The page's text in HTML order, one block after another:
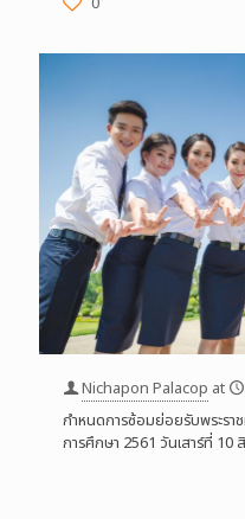
Nichapon Palacop at
กำหนดการซ้อมย่อยรับพระร
การศึกษา 2561 วันเสาร์ที่ 10